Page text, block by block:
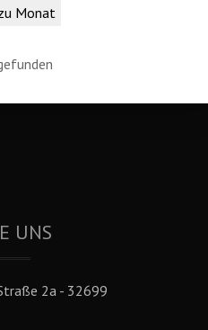
Monat
UNS
2a - 32699